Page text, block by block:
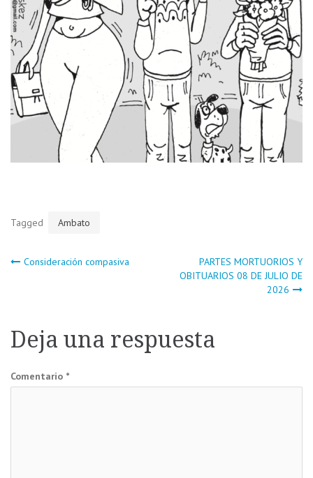
Tagged Ambato
Navegación
entradas
Consideración compasiva
PARTES MORTUORIOS Y
OBITUARIOS 08 DE JULIO DE
2026
Deja una respuesta
Comentario *